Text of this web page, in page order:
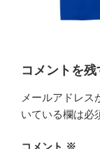
コメントを残
メールアドレス
いている欄は必